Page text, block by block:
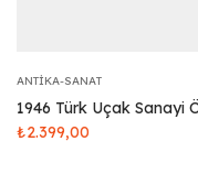
ANTIKA-SANAT
1946 Türk Uçak Sanayi
₺2.399,00